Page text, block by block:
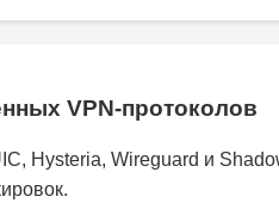
VPN-протоколов
Hysteria, Wireguard и